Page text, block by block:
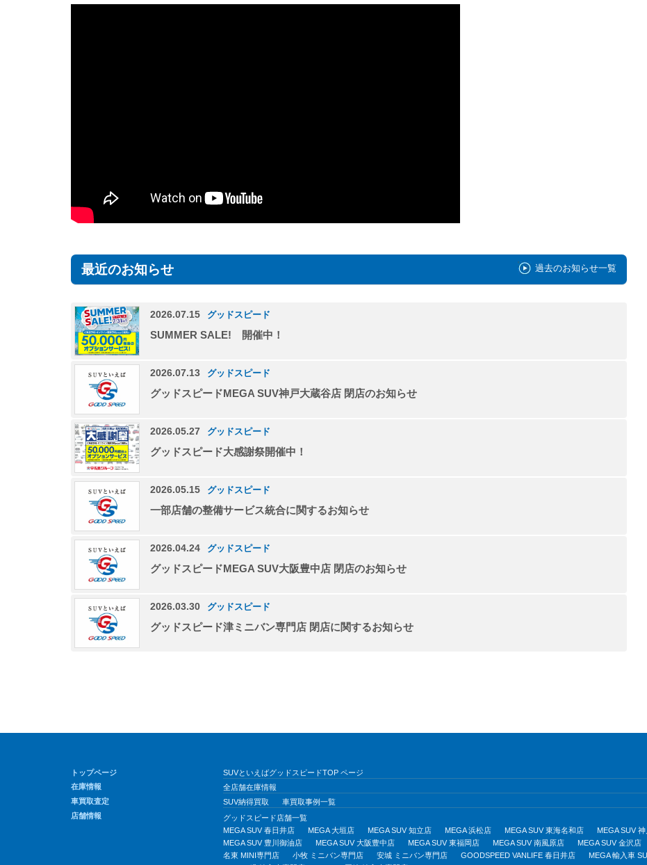
最近のお知らせ
2026.07.15 グッドスピード
SUMMER SALE! 開催中！
2026.07.13 グッドスピード
グッドスピードMEGA SUV神戸大蔵谷店 閉店のお知らせ
2026.05.27 グッドスピード
グッドスピード大感謝祭開催中！
2026.05.15 グッドスピード
一部店舗の整備サービス統合に関するお知らせ
2026.04.24 グッドスピード
グッドスピードMEGA SUV大阪豊中店 閉店のお知らせ
2026.03.30 グッドスピード
グッドスピード津ミニバン専門店 閉店に関するお知らせ
過去のお知らせ一覧
トップページ
SUVといえばグッドスピードTOP ページ
在庫情報
全店舗在庫情報
車買取査定
SUV納得買取
車買取事例一覧
店舗情報
グッドスピード店舗一覧
MEGA SUV 春日井店
MEGA 大垣店 MEGA SUV 知立店 MEGA 浜松店 MEGA SUV 東海名和店 MEGA SUV
MEGA SUV 豊川御油店
MEGA SUV 大阪豊中店 MEGA SUV 東福岡店 MEGA SUV 南風原店 MEGA SUV 金沢店
名東 MINI専門店
小牧 ミニバン専門店 安城 ミニバン専門店 GOODSPEED VANLIFE 春日井店 MEGA 輸入車